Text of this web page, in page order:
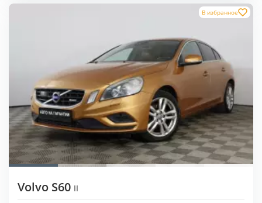
В избранное
Volvo S60 II